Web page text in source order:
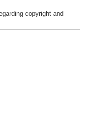
copyright and